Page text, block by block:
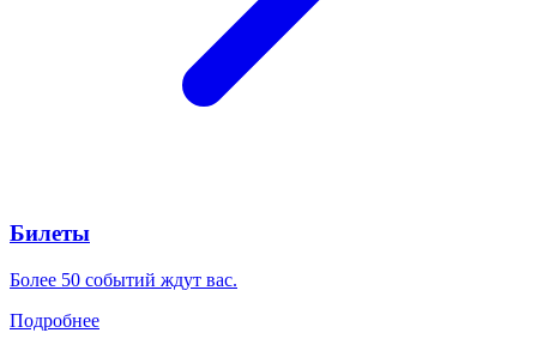
Билеты
Более 50 событий ждут вас.
Подробнее